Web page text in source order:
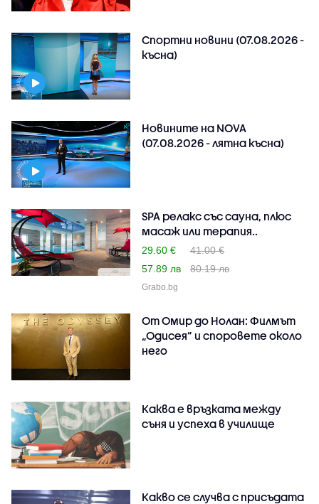
Спортни новини (07.08.2026 -
късна)
Новините на NOVA
(07.08.2026 - лятна късна)
SPA релакс със сауна, плюс
масаж или терапия..
29.60 €
41.00 €
57.89 лв
80.19 лв
Grabo.bg
От Омир до Нолан: Филмът
„Одисея” и споровете около
него
Каква е връзката между
съня и успеха в училище
Какво се случва с присъдата